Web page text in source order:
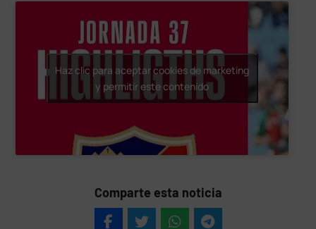
Haz clic para aceptar cookies de marketing
y permitir este contenido
Comparte esta noticia